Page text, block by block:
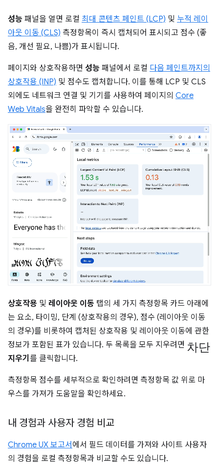
성능 패널을 열면 로컬 최대 콘텐츠 페인트 (LCP) 및 누적 레이
아웃 이동 (CLS) 측정항목이 즉시 캡처되어 표시되고 점수 (좋
음, 개선 필요, 나쁨)가 표시됩니다.
페이지와 상호작용하면 성능 패널에서 로컬 다음 페인트까지의
상호작용 (INP) 및 점수도 캡처합니다. 이를 통해 LCP 및 CLS
외에도 네트워크 연결 및 기기를 사용하여 페이지의 Core
Web Vitals을 완전히 파악할 수 있습니다.
상호작용 및 레이아웃 이동 탭의 세 가지 측정항목 카드 아래에
는 요소, 타이밍, 단계 (상호작용의 경우), 점수 (레이아웃 이동
의 경우)를 비롯하여 캡처된 상호작용 및 레이아웃 이동에 관한
정보가 포함된 표가 있습니다. 두 목록을 모두 지우려면 차단
지우기 를 클릭합니다.
측정항목 점수를 세부적으로 확인하려면 측정항목 값 위로 마
우스를 가져가 도움말을 확인하세요.
내 경험과 사용자 경험 비교
Chrome UX 보고서 에서 필드 데이터를 가져와 사이트 사용자
의 경험을 로컬 측정항목과 비교할 수도 있습니다.